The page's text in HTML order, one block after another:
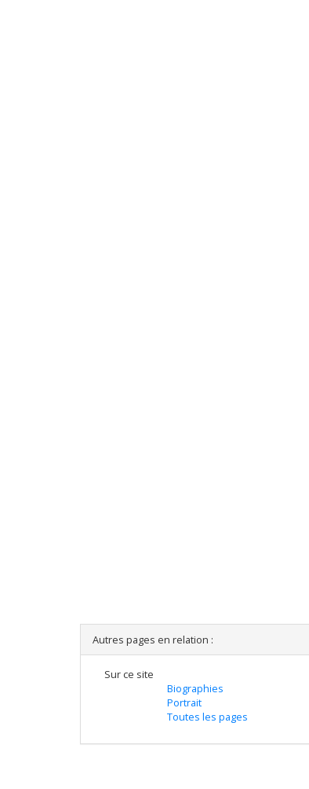
Autres pages en relation :
Sur ce site
Biographies
Portrait
Toutes les pages